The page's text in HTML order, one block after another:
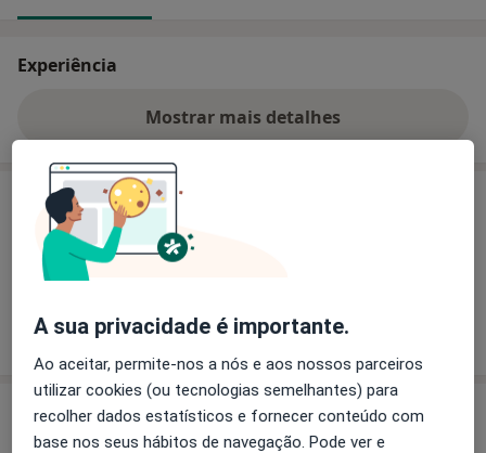
Experiência
Mostrar mais detalhes
sobre a experiência
Preços
Sem informação sobre serviços e preços
Este especialista ainda não adicionou nenhuma
Consultórios (2)
A sua privacidade é importante.
Ao aceitar, permite-nos a nós e aos nossos parceiros
utilizar cookies (ou tecnologias semelhantes) para
recolher dados estatísticos e fornecer conteúdo com
base nos seus hábitos de navegação. Pode ver e